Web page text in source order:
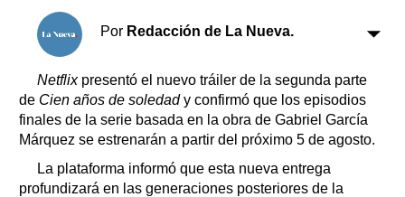
Por Redacción de La Nueva.
Netflixpresentó el nuevo tráiler de la segunda parte
de Cien años de soledady confirmó que los episodios
finales de la serie basada en la obra de Gabriel García
Márquez se estrenarán a partir del próximo 5 de agosto.
La plataforma informó que esta nueva entrega
profundizará en las generaciones posteriores de la